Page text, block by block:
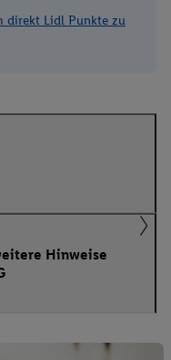
direkt Lidl Punkte zu
Hinweise